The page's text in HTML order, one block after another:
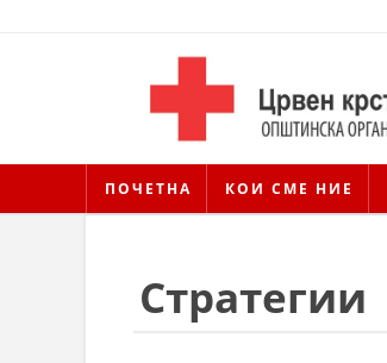
ПОЧЕТНА КОИ СМЕ НИЕ
Стратегии